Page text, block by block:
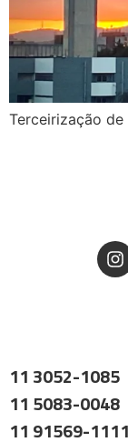
Terceirização de
11 3052-1085
11 5083-0048
11 91569-1111